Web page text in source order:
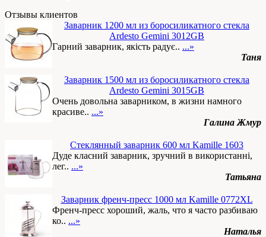
Отзывы клиентов
Заварник 1200 мл из боросиликатного стекла
Ardesto Gemini 3012GВ
Гарний заварник, якість радує.. ...»
Таня
Заварник 1500 мл из боросиликатного стекла
Ardesto Gemini 3015GВ
Очень довольна заварником, в жизни намного
красиве.. ...»
Галина Жмур
Стеклянный заварник 600 мл Kamille 1603
Дуде класний заварник, зручний в використанні,
лег.. ...»
Татьяна
Заварник френч-пресс 1000 мл Kamille 0772XL
Френч-пресс хороший, жаль, что я часто разбиваю
ко.. ...»
Наталья